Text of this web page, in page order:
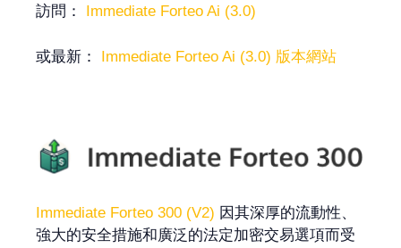
訪問： Immediate Forteo Ai (3.0)
或最新： Immediate Forteo Ai (3.0) 版本網站
Immediate Forteo 300 (V2) 因其深厚的流動性、
強大的安全措施和廣泛的法定加密交易選項而受